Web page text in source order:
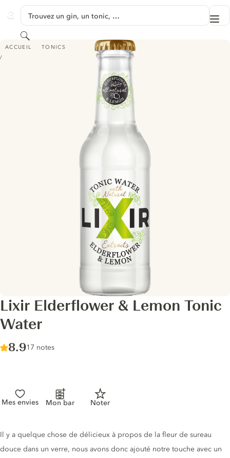
GINVENTORY
Trouvez un gin, un tonic, …
Rechercher
ACCUEIL TONICS
LIXIR ELDERFLOWER & LEMON TONIC WATER
Lixir Elderflower & Lemon Tonic
Water
Score :
8.9/ 10
17 notes
Mes envies Mon bar Noter
Description du tonic
Il y a quelque chose de délicieux à propos de la fleur de sureau
douce dans un verre, nous avons donc ajouté notre touche avec un